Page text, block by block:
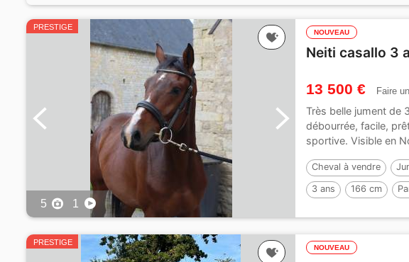
PRESTIGE
5 1
NOUVEAU
Neiti casallo 3
13 500 € Faire
Très belle jument de
débourrée, facile,
sportive. Visible en
Cheval à vendre
3 ans 166 cm
PRESTIGE
NOUVEAU